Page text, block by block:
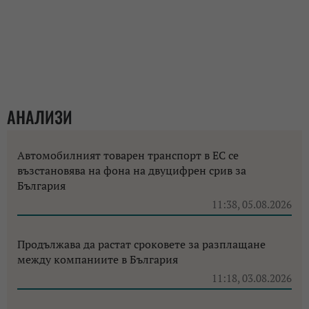
АНАЛИЗИ
Автомобилният товарен транспорт в ЕС се
възстановява на фона на двуцифрен срив за
България
11:38, 05.08.2026
Продължава да растат сроковете за разплащане
между компаниите в България
11:18, 03.08.2026